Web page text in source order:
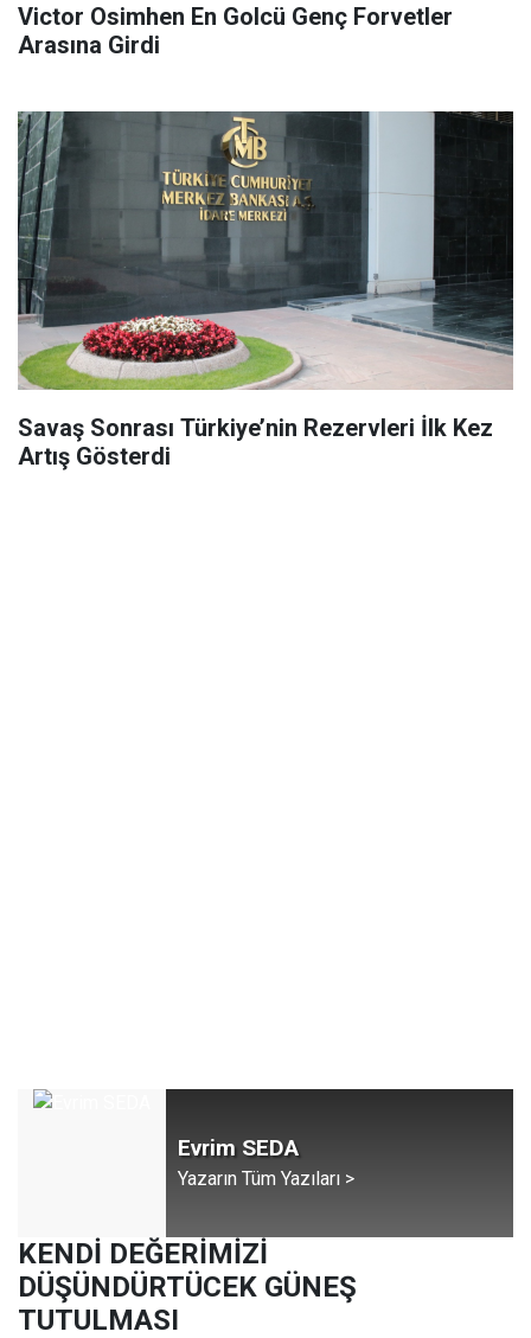
Victor Osimhen En Golcü Genç Forvetler
Arasına Girdi
Savaş Sonrası Türkiye’nin Rezervleri İlk Kez
Artış Gösterdi
Evrim SEDA
Yazarın Tüm Yazıları >
KENDİ DEĞERİMİZİ
DÜŞÜNDÜRTÜCEK GÜNEŞ
TUTULMASI